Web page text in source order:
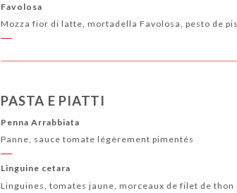
Favolosa
Mozza fior di latte, mortadella Favolosa, pesto de
PASTA E PIATTI
Penna Arrabbiata
Panne, sauce tomate légèrement pimentés
Linguine cetara
Linguines, tomates jaune, morceaux de filet de thon